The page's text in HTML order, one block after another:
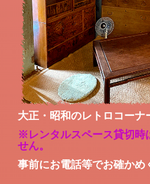
大正・昭和のレトロコーナ
※レンタルスペース貸切時
せん。
事前にお電話等でお確かめ